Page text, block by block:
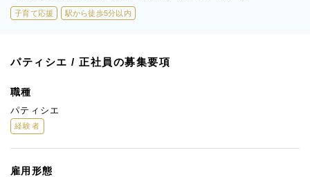
子育て応援 駅から徒歩5分以内
パティシエ / 正社員の募集要項
職種
パティシエ
経験者
雇用形態